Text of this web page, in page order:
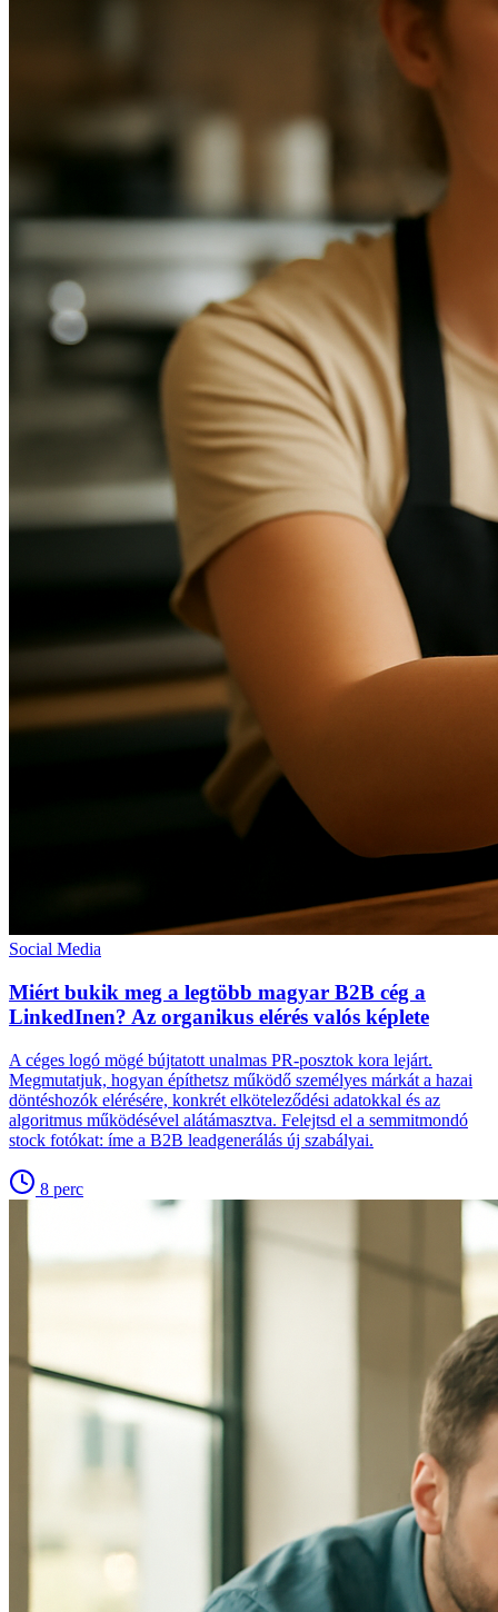
Social Media
Miért bukik meg a legtöbb magyar B2B cég a
LinkedInen? Az organikus elérés valós képlete
A céges logó mögé bújtatott unalmas PR-posztok kora lejárt.
Megmutatjuk, hogyan építhetsz működő személyes márkát a hazai
döntéshozók elérésére, konkrét elköteleződési adatokkal és az
algoritmus működésével alátámasztva. Felejtsd el a semmitmondó
stock fotókat: íme a B2B leadgenerálás új szabályai.
8 perc